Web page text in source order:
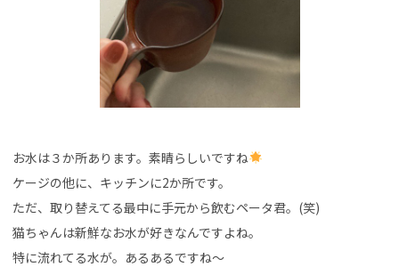
お水は３か所あります。素晴らしいですね
ケージの他に、キッチンに2か所です。
ただ、取り替えてる最中に手元から飲むペータ君。(笑)
猫ちゃんは新鮮なお水が好きなんですよね。
特に流れてる水が。あるあるですね～